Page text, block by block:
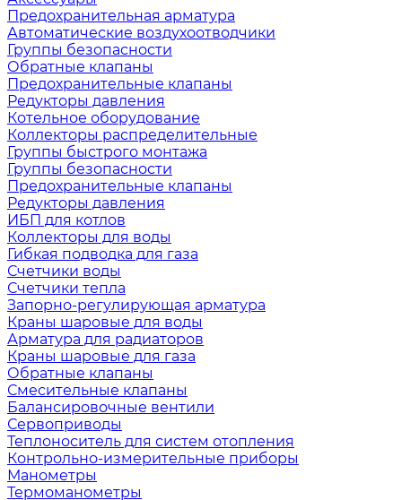
Предохранительная арматура
Автоматические воздухоотводчики
Группы безопасности
Обратные клапаны
Предохранительные клапаны
Редукторы давления
Котельное оборудование
Коллекторы распределительные
Группы быстрого монтажа
Группы безопасности
Предохранительные клапаны
Редукторы давления
ИБП для котлов
Коллекторы для воды
Гибкая подводка для газа
Счетчики воды
Счетчики тепла
Запорно-регулирующая арматура
Краны шаровые для воды
Арматура для радиаторов
Краны шаровые для газа
Обратные клапаны
Смесительные клапаны
Балансировочные вентили
Сервоприводы
Теплоноситель для систем отопления
Контрольно-измерительные приборы
Манометры
Термоманометры